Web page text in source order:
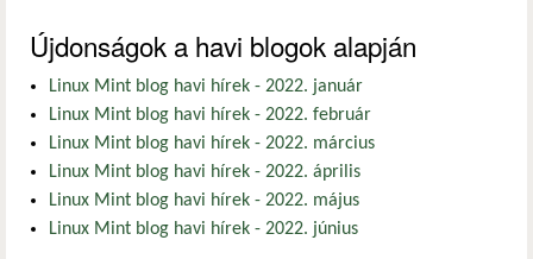
Újdonságok a havi blogok alapján
Linux Mint blog havi hírek - 2022. január
Linux Mint blog havi hírek - 2022. február
Linux Mint blog havi hírek - 2022. március
Linux Mint blog havi hírek - 2022. április
Linux Mint blog havi hírek - 2022. május
Linux Mint blog havi hírek - 2022. június